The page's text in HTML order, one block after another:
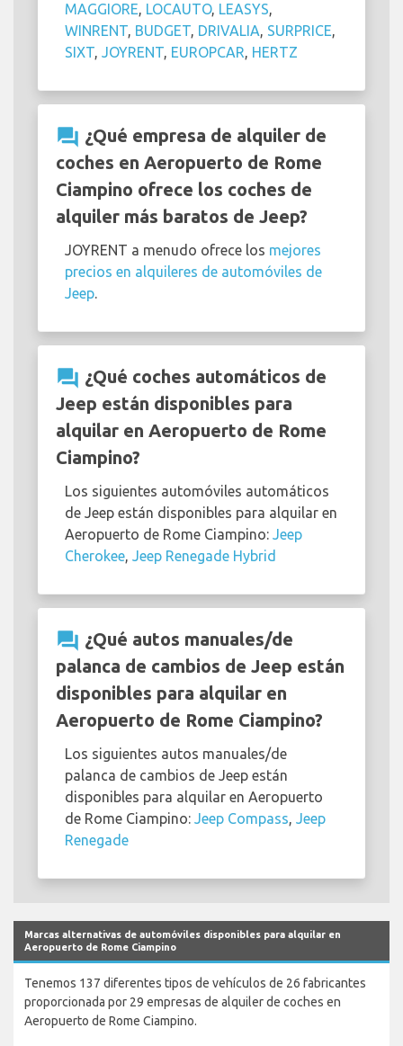
MAGGIORE, LOCAUTO, LEASYS,
WINRENT, BUDGET, DRIVALIA, SURPRICE,
SIXT, JOYRENT, EUROPCAR, HERTZ
question_answer ¿Qué empresa de alquiler de
coches en Aeropuerto de Rome
Ciampino ofrece los coches de
alquiler más baratos de Jeep?
JOYRENT a menudo ofrece los mejores
precios en alquileres de automóviles de
Jeep.
question_answer ¿Qué coches automáticos de
Jeep están disponibles para
alquilar en Aeropuerto de Rome
Ciampino?
Los siguientes automóviles automáticos
de Jeep están disponibles para alquilar en
Aeropuerto de Rome Ciampino: Jeep
Cherokee, Jeep Renegade Hybrid
question_answer ¿Qué autos manuales/de
palanca de cambios de Jeep están
disponibles para alquilar en
Aeropuerto de Rome Ciampino?
Los siguientes autos manuales/de
palanca de cambios de Jeep están
disponibles para alquilar en Aeropuerto
de Rome Ciampino: Jeep Compass, Jeep
Renegade
Marcas alternativas de automóviles disponibles para alquilar en
Aeropuerto de Rome Ciampino
Tenemos 137 diferentes tipos de vehículos de 26 fabricantes
proporcionada por 29 empresas de alquiler de coches en
Aeropuerto de Rome Ciampino.